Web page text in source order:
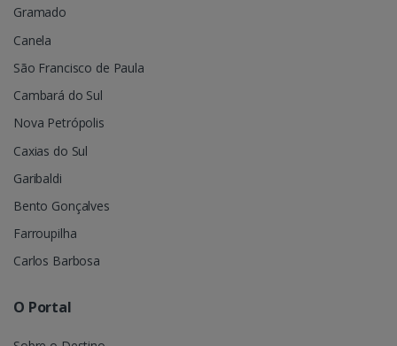
Gramado
Canela
São Francisco de Paula
Cambará do Sul
Nova Petrópolis
Caxias do Sul
Garibaldi
Bento Gonçalves
Farroupilha
Carlos Barbosa
O Portal